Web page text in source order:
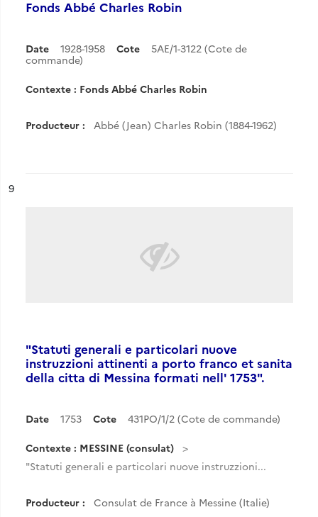
Fonds Abbé Charles Robin
Date 1928-1958 Cote
5AE/1-3122 (Cote de
commande)
Contexte : Fonds Abbé Charles Robin
Producteur : Abbé (Jean) Charles Robin (1884-1962)
n°
9
"Statuti generali e particolari nuove
instruzzioni attinenti a porto franco et sanita
della citta di Messina formati nell' 1753".
Date 1753 Cote 431PO/1/2 (Cote de commande)
Contexte : MESSINE (consulat)
"Statuti generali e particolari nuove instruzzioni...
Producteur : Consulat de France à Messine (Italie)